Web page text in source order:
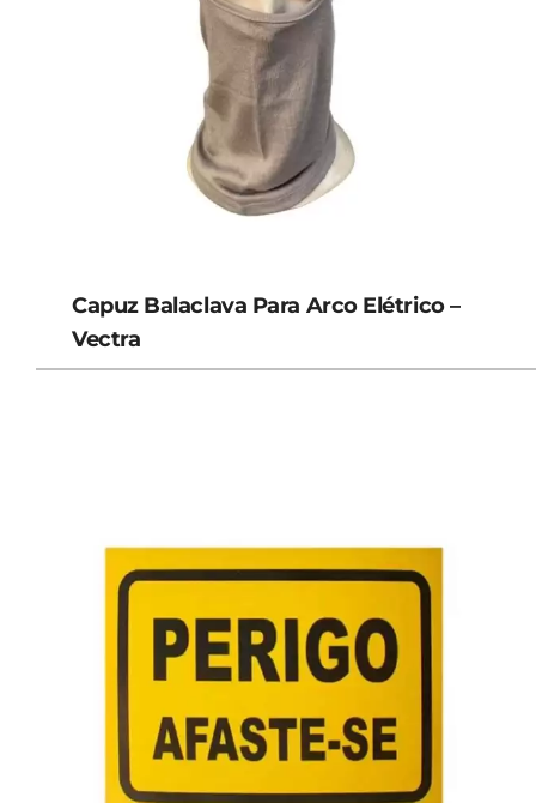
Capuz Balaclava Para Arco Elétrico –
Vectra